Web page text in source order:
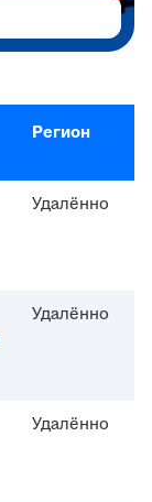
Регион
Удалённо
Удалённо
Удалённо